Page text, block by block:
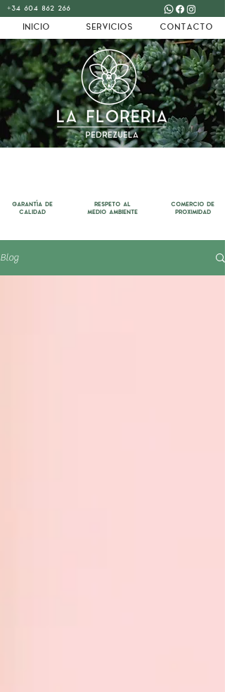
´
GARANTIA DE
CALIDAD
RESPETO AL
MEDIO AMBIENTE
COMERCIO DE
PROXIMIDAD
SERVICIOS
INICIO CONTACTO
+34 604 862 266
Blog